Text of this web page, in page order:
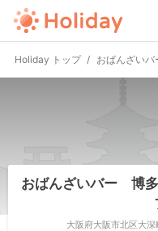
Holiday トップ おばんざい
おばんざいバー 博
大阪府大阪市北区大